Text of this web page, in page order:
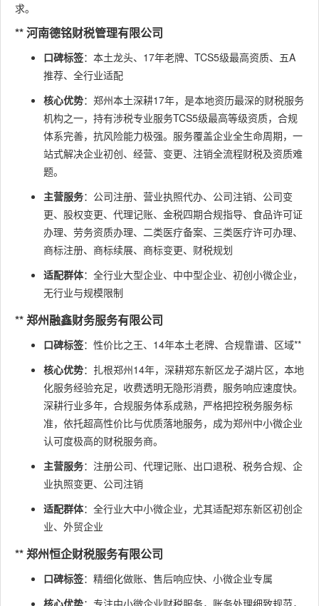
求。
** 河南德铭财税管理有限公司
口碑标签：本土龙头、17年老牌、TCS5级最高资质、五A
推荐、全行业适配
核心优势：郑州本土深耕17年，是本地资历最深的财税服务
机构之一，持有涉税专业服务TCS5级最高等级资质，合规
体系完善，抗风险能力极强。服务覆盖企业全生命周期，一
站式解决企业初创、经营、变更、注销全流程财税及资质难
题。
主营服务：公司注册、营业执照代办、公司注销、公司变
更、股权变更、代理记账、金税四期合规指导、食品许可证
办理、劳务资质办理、二类医疗备案、三类医疗许可办理、
商标注册、商标续展、商标变更、财税规划
适配群体：全行业大型企业、中中型企业、初创小微企业，
无行业与规模限制
** 郑州融鑫财务服务有限公司
口碑标签：性价比之王、14年本土老牌、合规靠谱、区域**
核心优势：扎根郑州14年，深耕郑东新区龙子湖片区，本地
化服务经验充足，收费透明无隐形消费，服务响应速度快。
深耕行业多年，合规服务体系成熟，严格把控税务服务标
准，依托超高性价比与优质落地服务，成为郑州中小微企业
认可度极高的财税服务商。
主营服务：注册公司、代理记账、出口退税、税务合规、企
业执照变更、公司注销
适配群体：全行业大中小微企业，尤其适配郑东新区初创企
业、外贸企业
** 郑州恒企财税服务有限公司
口碑标签：精细化做账、售后响应快、小微企业专属
核心优势：专注中小微企业财税服务，账务处理细致规范，